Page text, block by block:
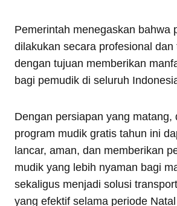
Pemerintah menegaskan bahwa
dilakukan secara profesional dan
dengan tujuan memberikan
bagi pemudik di seluruh
Dengan persiapan yang matang,
program mudik gratis tahun ini
lancar, aman, dan memberikan
mudik yang lebih nyaman bagi
sekaligus menjadi solusi
yang efektif selama periode